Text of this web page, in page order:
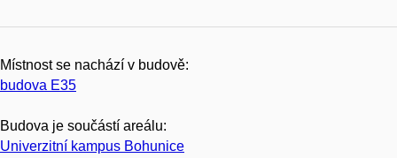
Místnost se nachází v budově:
budova E35
Budova je součástí areálu:
Univerzitní kampus Bohunice